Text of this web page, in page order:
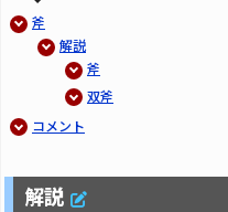
斧
解説
斧
双斧
コメント
解説